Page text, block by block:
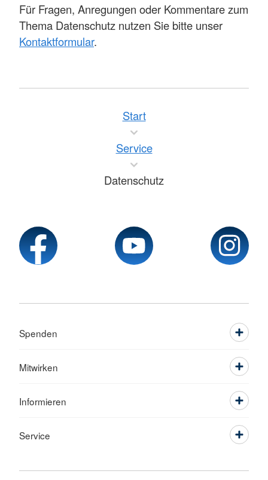
Für Fragen, Anregungen oder Kommentare zum
Thema Datenschutz nutzen Sie bitte unser
Kontaktformular.
Start
Service
Datenschutz
Spenden
Mitwirken
Informieren
Service